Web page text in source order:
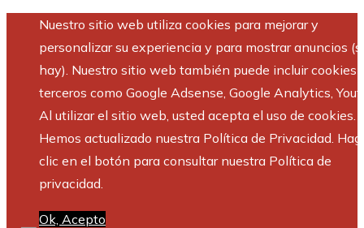
Nuestro sitio web utiliza cookies para mejorar y
personalizar su experiencia y para mostrar anuncios
hay). Nuestro sitio web también puede incluir cookies
terceros como Google Adsense, Google Analytics,
Al utilizar el sitio web, usted acepta el uso de cookies.
Hemos actualizado nuestra Política de Privacidad.
clic en el botón para consultar nuestra Política de
privacidad.
Ok, Acepto